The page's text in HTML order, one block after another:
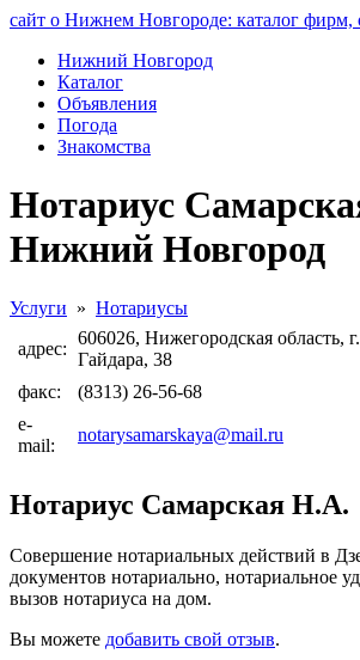
сайт о Нижнем Новгороде: каталог фирм,
Нижний Новгород
Каталог
Объявления
Погода
Знакомства
Нотариус
Нижний Новгород
Услуги » Нотариусы
адрес:
606026, Нижегородская область,
Гайдара, 38
факс:
(8313) 26-56-68
e-
mail:
notarysamarskaya@mail.ru
Нотариус Самарская Н.А.
Совершение нотариальных действий в
документов нотариально, нотариальное
вызов нотариуса на дом.
Вы можете добавить свой отзыв.